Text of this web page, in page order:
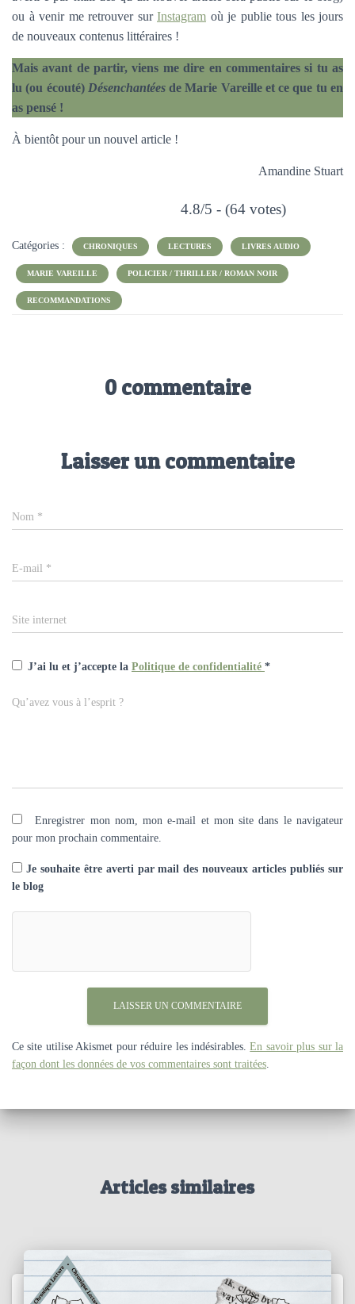
ou à venir me retrouver sur Instagram où je publie tous les jours
de nouveaux contenus littéraires !
Mais avant de partir, viens me dire en commentaires si tu as
lu (ou écouté) Désenchantéesde Marie Vareille et ce que tu en
as pensé !
À bientôt pour un nouvel article !
Amandine Stuart
4.8/5 - (64 votes)
Catégories : CHRONIQUES LECTURES LIVRES AUDIO
MARIE VAREILLE POLICIER / THRILLER / ROMAN NOIR
RECOMMANDATIONS
0 commentaire
Laisser un commentaire
Nom *
E-mail *
Site internet
J’ai lu et j’accepte la Politique de confidentialité *
Qu’avez vous à l’esprit ?
Enregistrer mon nom, mon e-mail et mon site dans le navigateur
pour mon prochain commentaire.
Je souhaite être averti par mail des nouveaux articles publiés sur
le blog
Ce site utilise Akismet pour réduire les indésirables.En savoir plus sur la
façon dont les données de vos commentaires sont traitées
Articles similaires